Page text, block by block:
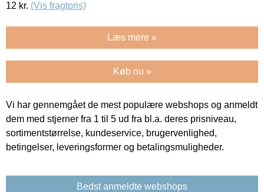
12 kr. (Vis fragtpris)
Læs mere »
Køb nu »
Vi har gennemgået de mest populære webshops og anmeldt
dem med stjerner fra 1 til 5 ud fra bl.a. deres prisniveau,
sortimentstørrelse, kundeservice, brugervenlighed,
betingelser, leveringsformer og betalingsmuligheder.
Bedst anmeldte webshops